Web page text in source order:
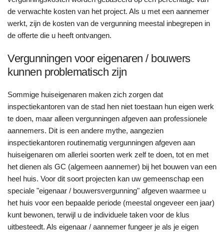
de verwachte kosten van het project. Als u met een aannemer
werkt, zijn de kosten van de vergunning meestal inbegrepen in
de offerte die u heeft ontvangen.
Vergunningen voor eigenaren / bouwers
kunnen problematisch zijn
Sommige huiseigenaren maken zich zorgen dat
inspectiekantoren van de stad hen niet toestaan hun eigen werk
te doen, maar alleen vergunningen afgeven aan professionele
aannemers. Dit is een andere mythe, aangezien
inspectiekantoren routinematig vergunningen afgeven aan
huiseigenaren om allerlei soorten werk zelf te doen, tot en met
het dienen als GC (algemeen aannemer) bij het bouwen van een
heel huis. Voor dit soort projecten kan uw gemeenschap een
speciale "eigenaar / bouwersvergunning" afgeven waarmee u
het huis voor een bepaalde periode (meestal ongeveer een jaar)
kunt bewonen, terwijl u de individuele taken voor de klus
uitbesteedt. Als eigenaar / aannemer fungeer je als je eigen